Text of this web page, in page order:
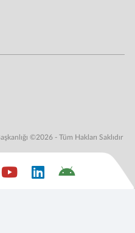
©2026 - Tüm Hakları Saklıdır